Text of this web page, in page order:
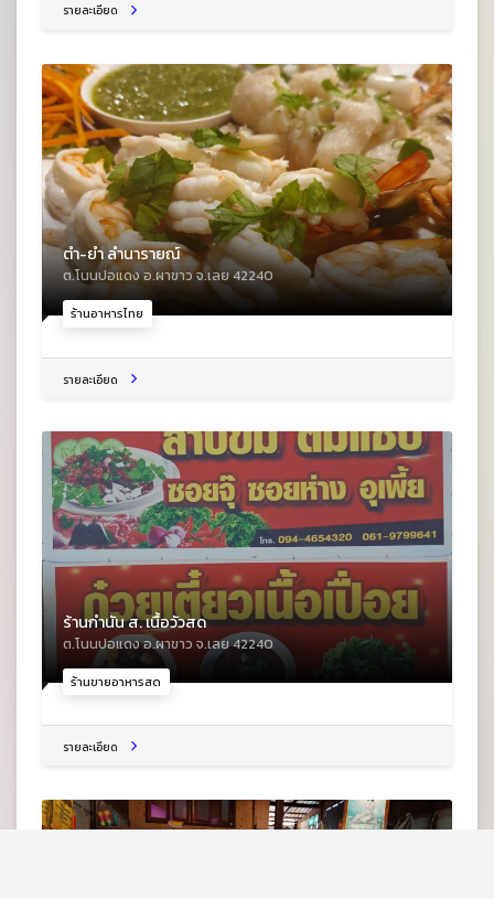
รายละเอียด
ร้านอาหารไทย
ตำ-ยำ ลำนารายณ์
ต.โนนปอแดง อ.ผาขาว จ.เลย 42240
รายละเอียด
ร้านขายอาหารสด
ร้านกำนัน ส. เนื้อวัวสด
ต.โนนปอแดง อ.ผาขาว จ.เลย 42240
รายละเอียด